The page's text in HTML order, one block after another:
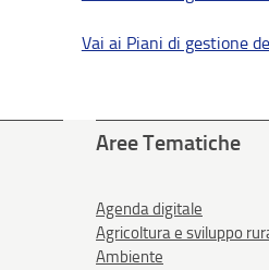
Vai ai Piani di gestione
Aree Tematiche
Agenda digitale
Agricoltura e sviluppo
Ambiente